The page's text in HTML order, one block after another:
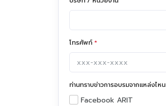
โทรศัพท์ *
ท่านทราบข่าวการอบรมจากแหล่งไหน
Facebook ARIT